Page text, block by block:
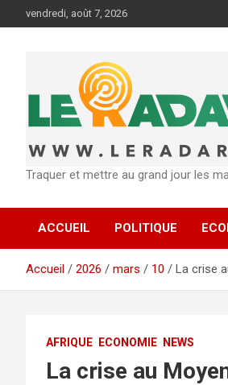
au
vendredi, août 7, 2026
Traquer et mettre au grand jour les
ACCUEIL POLITIQUE
Accueil 2026 mars 10 La crise
AFRIQUE ECONOMIE NEWS
La crise au